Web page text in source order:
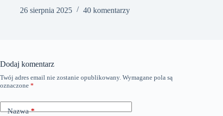
26 sierpnia 2025
40 komentarzy
Dodaj komentarz
Twój adres email nie zostanie opublikowany. Wymagane pola są
oznaczone *
Nazwa*